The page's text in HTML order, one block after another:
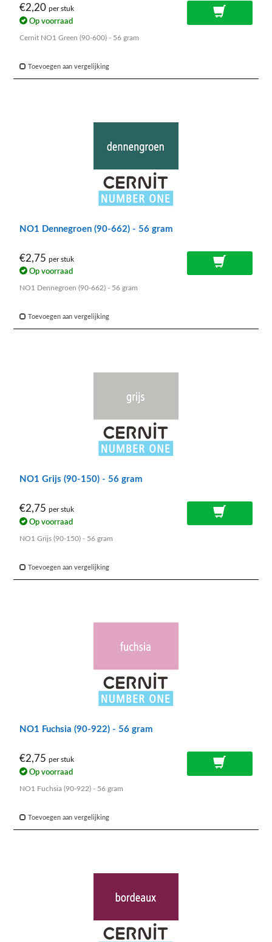
€2,20 per stuk
Op voorraad
Cernit NO1 Green (90-600) - 56 gram
Toevoegen aan vergelijking
NO1 Dennegroen (90-662) - 56 gram
€2,75 per stuk
Op voorraad
NO1 Dennegroen (90-662) - 56 gram
Toevoegen aan vergelijking
NO1 Grijs (90-150) - 56 gram
€2,75 per stuk
Op voorraad
NO1 Grijs (90-150) - 56 gram
Toevoegen aan vergelijking
NO1 Fuchsia (90-922) - 56 gram
€2,75 per stuk
Op voorraad
NO1 Fuchsia (90-922) - 56 gram
Toevoegen aan vergelijking